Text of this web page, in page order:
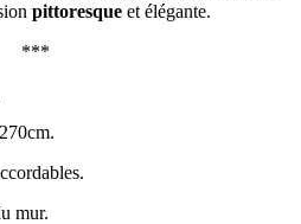
pittoresqueet élégante.
***
mur.